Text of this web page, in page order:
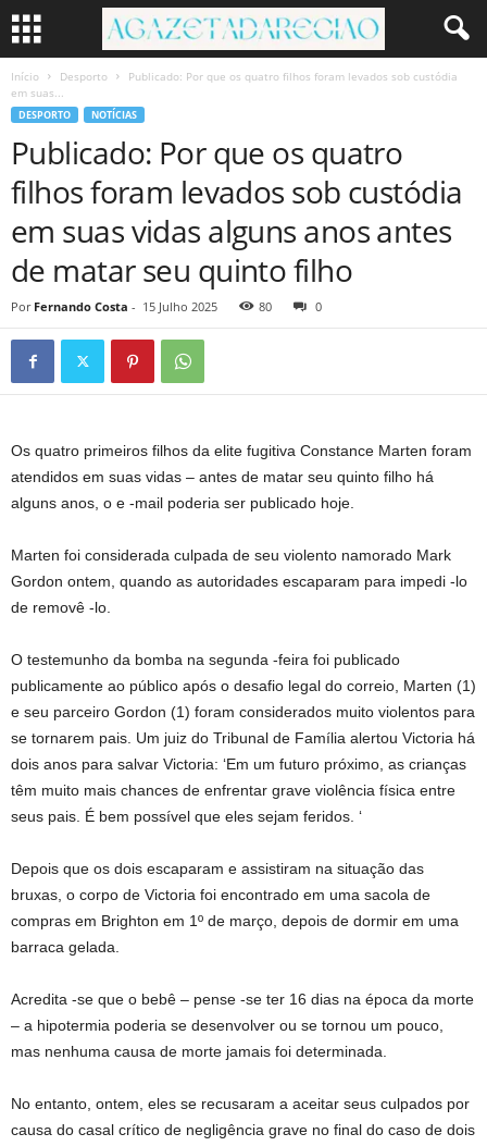
Início Desporto
Publicado: Por que os quatro filhos foram levados sob custódia
em suas...
DESPORTO NOTÍCIAS
Publicado: Por que os quatro
filhos foram levados sob custódia
em suas vidas alguns anos antes
de matar seu quinto filho
Por Fernando Costa - 15 Julho 2025 80 0
Os quatro primeiros filhos da elite fugitiva Constance Marten foram
atendidos em suas vidas – antes de matar seu quinto filho há
alguns anos, o e -mail poderia ser publicado hoje.
Marten foi considerada culpada de seu violento namorado Mark
Gordon ontem, quando as autoridades escaparam para impedi -lo
de removê -lo.
O testemunho da bomba na segunda -feira foi publicado
publicamente ao público após o desafio legal do correio, Marten (1)
e seu parceiro Gordon (1) foram considerados muito violentos para
se tornarem pais. Um juiz do Tribunal de Família alertou Victoria há
dois anos para salvar Victoria: ‘Em um futuro próximo, as crianças
têm muito mais chances de enfrentar grave violência física entre
seus pais. É bem possível que eles sejam feridos. ‘
Depois que os dois escaparam e assistiram na situação das
bruxas, o corpo de Victoria foi encontrado em uma sacola de
compras em Brighton em 1º de março, depois de dormir em uma
barraca gelada.
Acredita -se que o bebê – pense -se ter 16 dias na época da morte
– a hipotermia poderia se desenvolver ou se tornou um pouco,
mas nenhuma causa de morte jamais foi determinada.
No entanto, ontem, eles se recusaram a aceitar seus culpados por
causa do casal crítico de negligência grave no final do caso de dois